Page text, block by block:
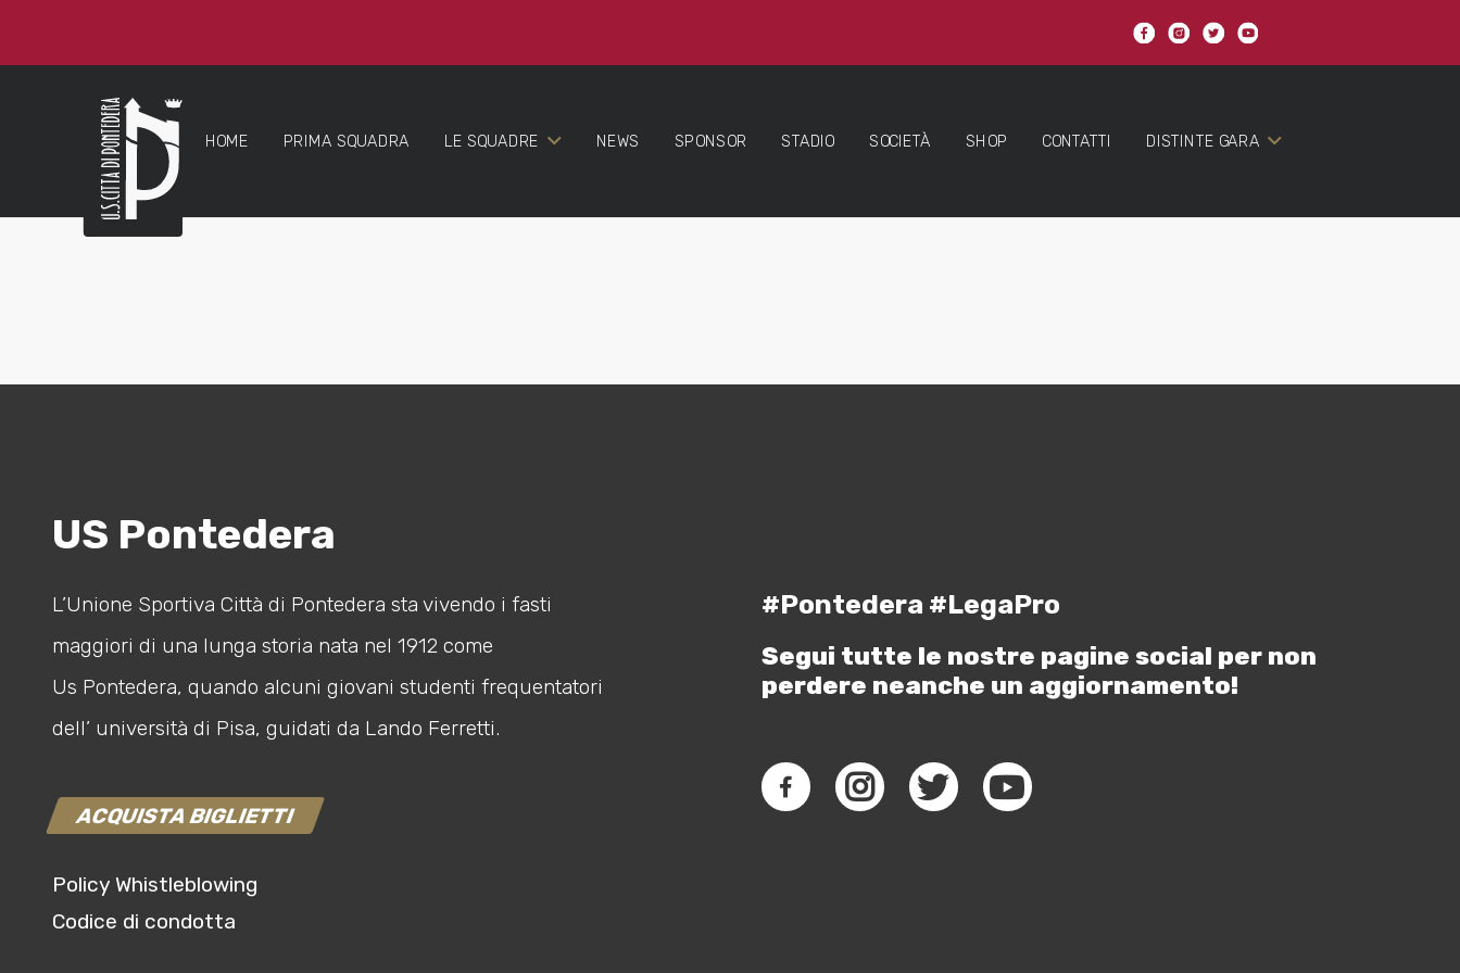
HOME PRIMA SQUADRA LE SQUADRE NEWS SPONSOR STADIO SOCIETÀ SHOP CONTATTI DISTINTE GARA
US Pontedera
L’Unione Sportiva Città di Pontedera sta vivendo i fasti
maggiori di una lunga storia nata nel 1912 come
Us Pontedera, quando alcuni giovani studenti frequentatori
dell’ università di Pisa, guidati da Lando Ferretti.
ACQUISTA BIGLIETTI
Policy Whistleblowing
Codice di condotta
#Pontedera #LegaPro
Segui tutte le nostre pagine social per non
perdere neanche un aggiornamento!